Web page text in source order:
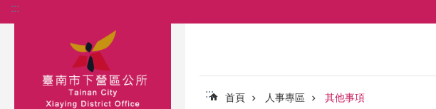
跳到主要內容區塊
:::
::: 首頁 人事專區 其他事項